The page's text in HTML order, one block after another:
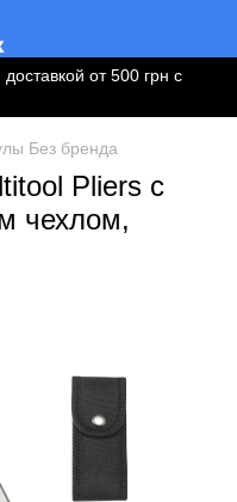
от 500 грн с
Без бренда
Pliers с
чехлом,